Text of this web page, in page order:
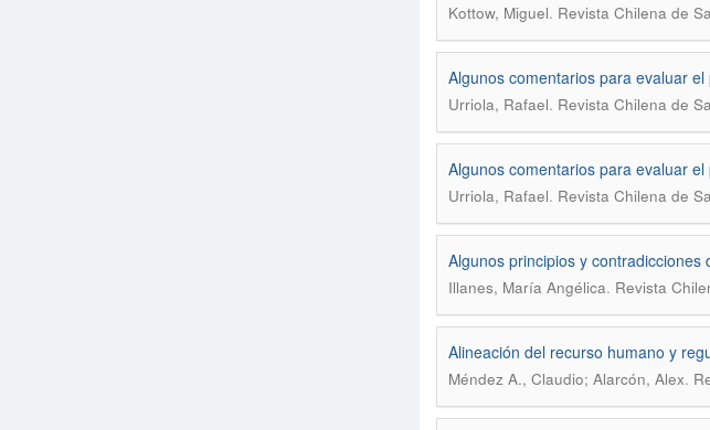
Kottow, Miguel. Revista Chilena de
Algunos comentarios para evaluar
Urriola, Rafael. Revista Chilena de
Algunos comentarios para evaluar
Urriola, Rafael. Revista Chilena de
Algunos principios y
Illanes, María Angélica. Revista
Alineación del recurso humano y
Méndez A., Claudio; Alarcón, Alex.